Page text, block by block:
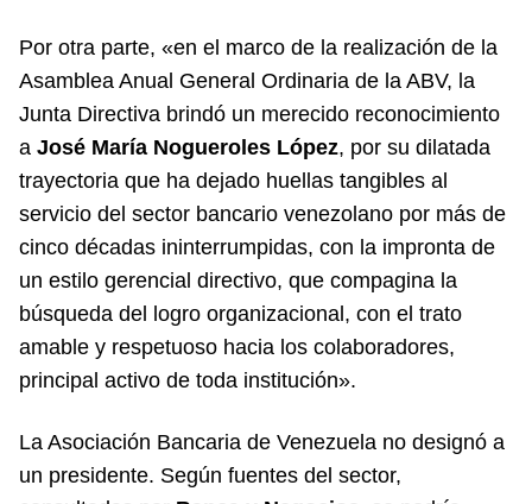
Por otra parte, «en el marco de la realización de la
Asamblea Anual General Ordinaria de la ABV, la
Junta Directiva brindó un merecido reconocimiento
a José María Nogueroles López, por su dilatada
trayectoria que ha dejado huellas tangibles al
servicio del sector bancario venezolano por más de
cinco décadas ininterrumpidas, con la impronta de
un estilo gerencial directivo, que compagina la
búsqueda del logro organizacional, con el trato
amable y respetuoso hacia los colaboradores,
principal activo de toda institución».
La Asociación Bancaria de Venezuela no designó a
un presidente. Según fuentes del sector,